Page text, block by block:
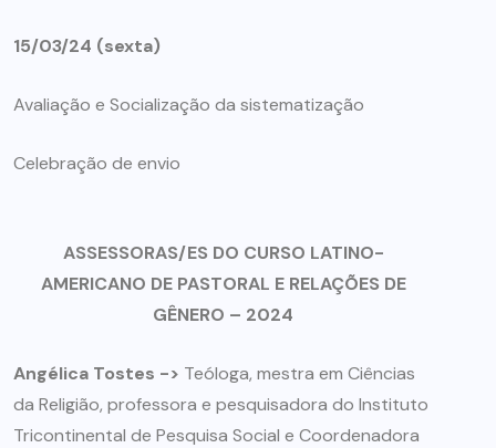
15/03/24 (sexta)
Avaliação e Socialização da sistematização
Celebração de envio
ASSESSORAS/ES DO CURSO LATINO-
AMERICANO DE PASTORAL E RELAÇÕES DE
GÊNERO – 2024
Angélica Tostes -> Teóloga, mestra em Ciências
da Religião, professora e pesquisadora do Instituto
Tricontinental de Pesquisa Social e Coordenadora